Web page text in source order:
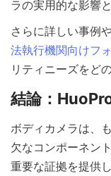
法執行機関向けフ
ボディカメラは、
欠なコンポーネン
重要な証拠を提供